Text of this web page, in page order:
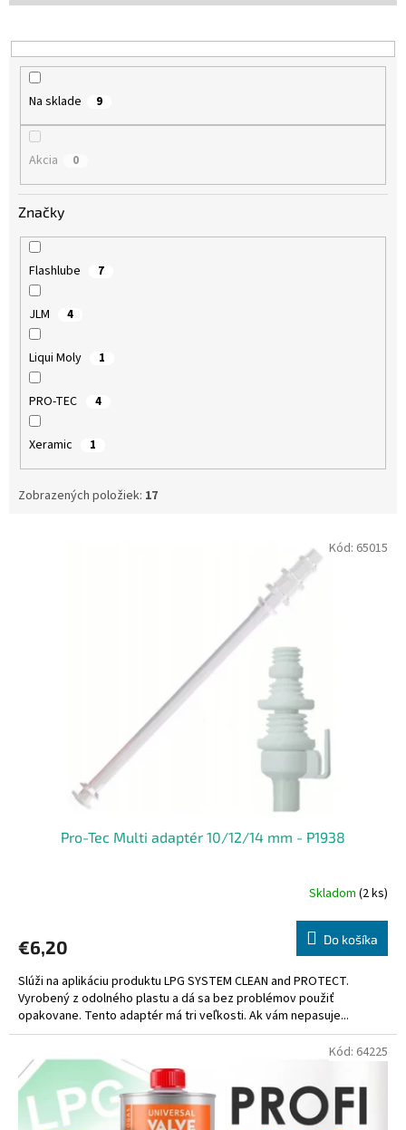
u
k
Na sklade 9
Akcia 0
Značky
Flashlube 7
JLM 4
Liqui Moly 1
PRO-TEC 4
Xeramic 1
Zobrazených položiek: 17
Pro-Tec Multi adaptér 10/12/14 mm - P1938
Skladom (2 ks)
€6,20 Do košíka
Slúži na aplikáciu produktu LPG SYSTEM CLEAN and PROTECT.
Vyrobený z odolného plastu a dá sa bez problémov použiť
opakovane. Tento adaptér má tri veľkosti. Ak vám nepasuje...
Kód: 65015
Kód: 64225